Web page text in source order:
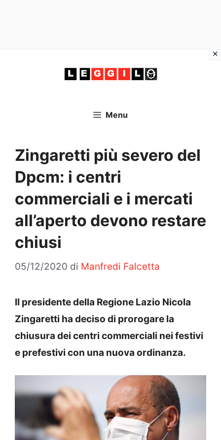
Menu
Zingaretti più severo del
Dpcm: i centri
commerciali e i mercati
all’aperto devono restare
chiusi
05/12/2020 di Manfredi Falcetta
Il presidente della Regione Lazio Nicola
Zingaretti ha deciso di prorogare la
chiusura dei centri commerciali nei festivi
e prefestivi con una nuova ordinanza.